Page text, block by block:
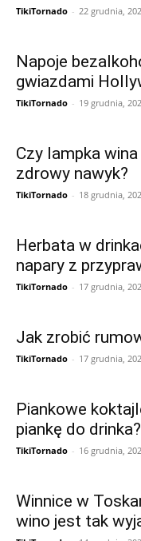
TikiTornado - 22 grudnia,
Napoje
gwiazdami
TikiTornado - 19 grudnia,
Czy lampka
zdrowy nawyk?
TikiTornado - 18 grudnia,
Herbata w
napary z
TikiTornado - 17 grudnia,
Jak zrobić
TikiTornado - 17 grudnia,
Piankowe
piankę do drinka?
TikiTornado - 16 grudnia,
Winnice w
wino jest tak